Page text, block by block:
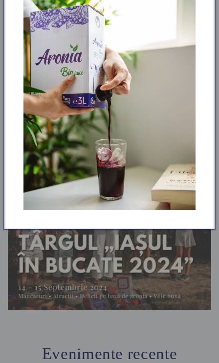
protejează celulele și susțin echilibrul nervos.
✨Revitalizează pielea
tânăr.
Stimulează metabolismul: Vitaminele B ajută
la transformarea eficientă a nutrienților în
energie.
Evenimente recente